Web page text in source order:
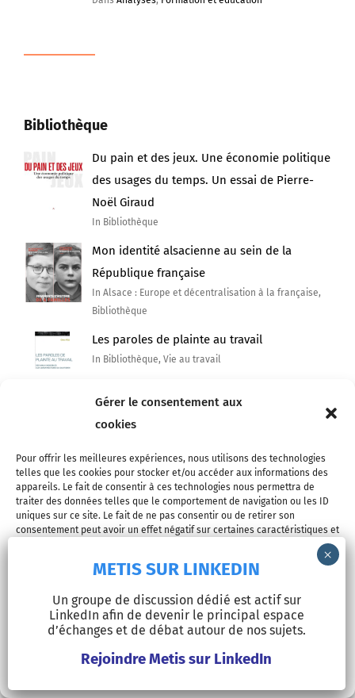
Gérer le consentement aux
cookies
Pour offrir les meilleures expériences, nous utilisons des technologies
telles que les cookies pour stocker et/ou accéder aux informations des
appareils. Le fait de consentir à ces technologies nous permettra de
traiter des données telles que le comportement de navigation ou les ID
uniques sur ce site. Le fait de ne pas consentir ou de retirer son
consentement peut avoir un effet négatif sur certaines caractéristiques et
Refuser
Voir les préférences
Bibliothèque
Du pain et des jeux. Une économie politique
des usages du temps. Un essai de Pierre-
Noël Giraud
In Bibliothèque
Mon identité alsacienne au sein de la
République française
In Alsace : Europe et décentralisation à la française,
Bibliothèque
Les paroles de plainte au travail
In Bibliothèque, Vie au travail
Cinéma
Santos
ENZO, film de Laurent Cantet, réalisé par
Robin Campillo
In
METIS SUR LINKEDIN
Un groupe de discussion dédié est actif sur
LinkedIn afin de devenir le principal espace
d’échanges et de débat autour de nos sujets.
Rejoindre Metis sur LinkedIn